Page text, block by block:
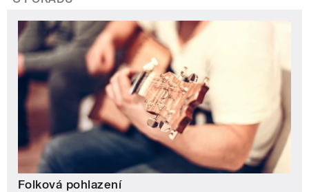
Folková pohlazení